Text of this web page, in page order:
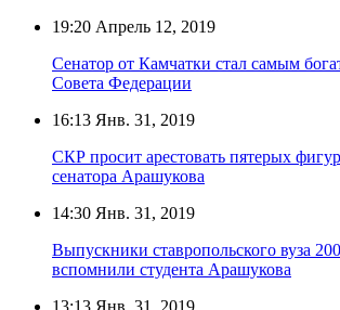
19:20 Апрель 12, 2019
Сенатор от Камчатки стал самым
Совета Федерации
16:13 Янв. 31, 2019
СКР просит арестовать пятерых
сенатора Арашукова
14:30 Янв. 31, 2019
Выпускники ставропольского вуза
вспомнили студента Арашукова
13:13 Янв. 31, 2019